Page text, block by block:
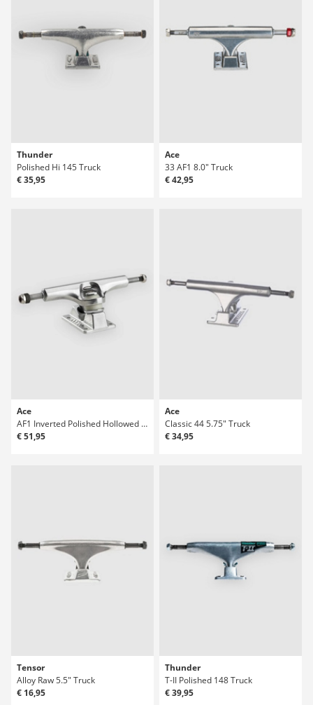
Thunder
Polished Hi 145 Truck
€ 35,95
Ace
33 AF1 8.0" Truck
€ 42,95
Ace
AF1 Inverted Polished Hollowed 55" Truck
€ 51,95
Ace
Classic 44 5.75" Truck
€ 34,95
Tensor
Alloy Raw 5.5" Truck
€ 16,95
Thunder
T-II Polished 148 Truck
€ 39,95